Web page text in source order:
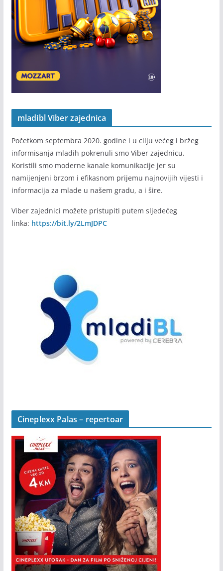
mladibl Viber zajednica
Početkom septembra 2020. godine i u cilju većeg i bržeg
informisanja mladih pokrenuli smo Viber zajednicu.
Koristili smo moderne kanale komunikacije jer su
namijenjeni brzom i efikasnom prijemu najnovijih vijesti i
informacija za mlade u našem gradu, a i šire.
Viber zajednici možete pristupiti putem sljedećeg
linka: https://bit.ly/2LmJDPC
Cineplexx Palas – repertoar